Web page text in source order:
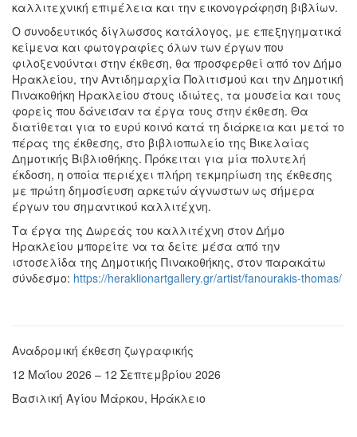
καλλιτεχνική επιμέλεια και την εικονογράφηση βιβλίων.
Ο συνοδευτικός δίγλωσσος κατάλογος, με επεξηγηματικά
κείμενα και φωτογραφίες όλων των έργων που
φιλοξενούνται στην έκθεση, θα προσφερθεί από τον Δήμο
Ηρακλείου, την Αντιδημαρχία Πολιτισμού και την Δημοτική
Πινακοθήκη Ηρακλείου στους ιδιώτες, τα μουσεία και τους
φορείς που δάνεισαν τα έργα τους στην έκθεση. Θα
διατίθεται για το ευρύ κοινό κατά τη διάρκεια και μετά το
πέρας της έκθεσης, στο βιβλιοπωλείο της Βικελαίας
Δημοτικής Βιβλιοθήκης. Πρόκειται για μία πολυτελή
έκδοση, η οποία περιέχει πλήρη τεκμηρίωση της έκθεσης
με πρώτη δημοσίευση αρκετών άγνωστων ως σήμερα
έργων του σημαντικού καλλιτέχνη.
Τα έργα της Δωρεάς του καλλιτέχνη στον Δήμο
Ηρακλείου μπορείτε να τα δείτε μέσα από την
ιστοσελίδα της Δημοτικής Πινακοθήκης, στον παρακάτω
σύνδεσμο: https://heraklionartgallery.gr/artist/fanourakis-thomas/
Αναδρομική έκθεση ζωγραφικής
12 Μαΐου 2026 – 12 Σεπτεμβρίου 2026
Βασιλική Αγίου Μάρκου, Ηράκλειο